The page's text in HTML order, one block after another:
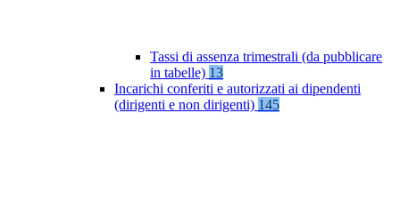
Tassi di assenza trimestrali (da pubblicare
in tabelle) 13
Incarichi conferiti e autorizzati ai dipendenti
(dirigenti e non dirigenti) 145